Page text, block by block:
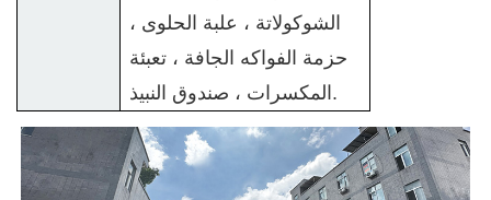
الشوكولاتة ، علبة الحلوى ،
حزمة الفواكه الجافة ، تعبئة
المكسرات ، صندوق النبيذ.